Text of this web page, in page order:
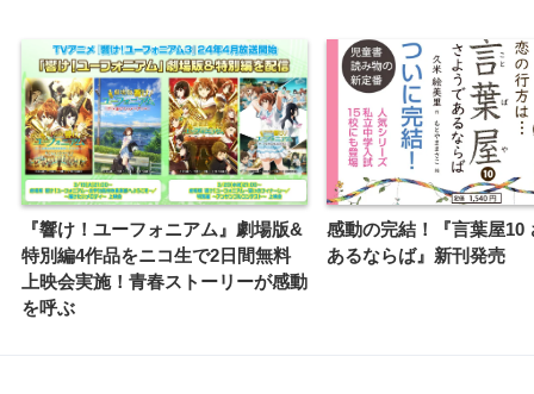
『響け！ユーフォニアム』劇場版&
特別編4作品をニコ生で2日間無料
上映会実施！青春ストーリーが感動
を呼ぶ
感動の完結！『言葉屋10
あるならば』新刊発売